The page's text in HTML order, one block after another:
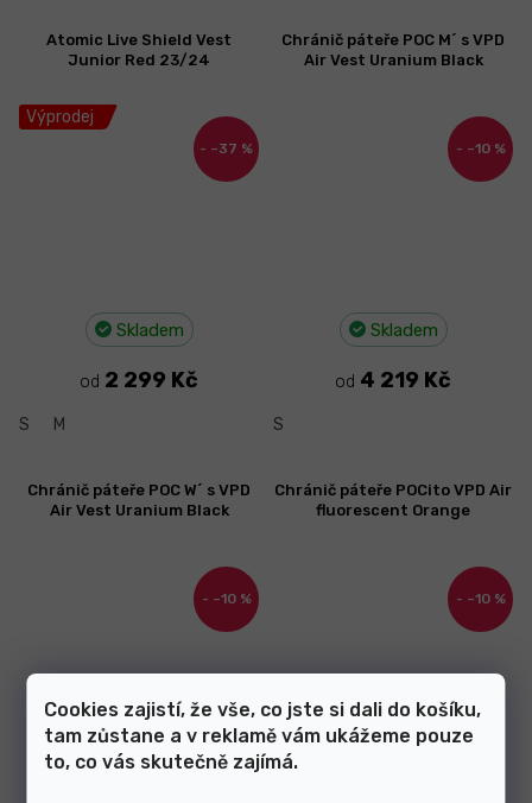
Cookies zajistí, že vše, co jste si dali do košíku,
tam zůstane a v reklamě vám ukážeme pouze
to, co vás skutečně zajímá.
Výprodej
–37 %
Atomic Live Shield Vest
Junior Red 23/24
Skladem
od 2 299 Kč
S M
–10 %
Chránič páteře POC M´ s VPD
Air Vest Uranium Black
Skladem
od 4 219 Kč
S
–10 %
Chránič páteře POC W´ s VPD
Air Vest Uranium Black
–10 %
Chránič páteře POCito VPD Air
fluorescent Orange